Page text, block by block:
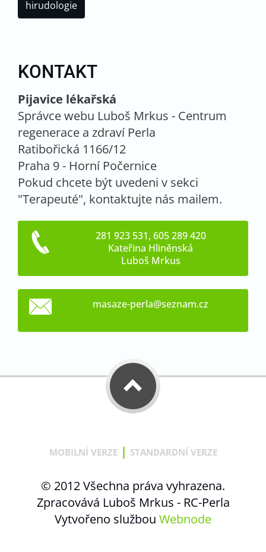
hirudologie
KONTAKT
Pijavice lékařská
Správce webu Luboš Mrkus - Centrum
regenerace a zdraví Perla
Ratibořická 1166/12
Praha 9 - Horní Počernice
Pokud chcete být uvedeni v sekci
"Terapeuté", kontaktujte nás mailem.
281 923 531, 605 289 420
Kateřina Hliněnská
Luboš Mrkus
masaze-perla@seznam.cz
MOBILNÍ VERZE | STANDARDNÍ VERZE
© 2012 Všechna práva vyhrazena.
Zpracovává Luboš Mrkus - RC-Perla
Vytvořeno službou Webnode